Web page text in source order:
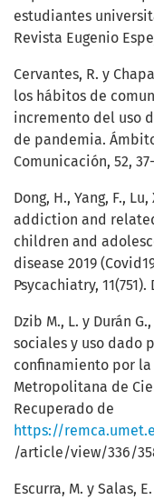
estudiantes
Revista Eugenio
Cervantes, R. y
los hábitos de
incremento del uso
de pandemia.
Comunicación, 52,
Dong, H., Yang, F.,
addiction and
children and
disease 2019
Psycachiatry,
Dzib M., L. y Durán
sociales y uso dado
confinamiento por la
Metropolitana de
Recuperado de
https://
/article/view/336/
Escurra, M. y Salas,